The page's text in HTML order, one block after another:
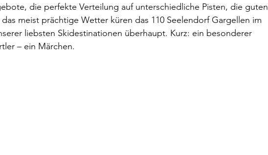
die perfekte Verteilung auf unterschiedliche Pisten, die guten
meist prächtige Wetter küren das 110 Seelendorf Gargellen im
liebsten Skidestinationen überhaupt. Kurz: ein besonderer
– ein Märchen.